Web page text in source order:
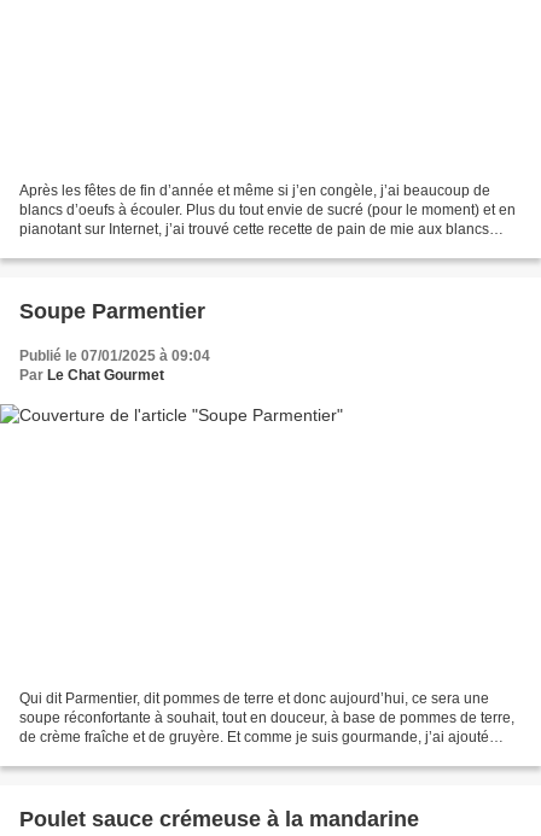
Après les fêtes de fin d’année et même si j’en congèle, j’ai beaucoup de
blancs d’oeufs à écouler. Plus du tout envie de sucré (pour le moment) et en
pianotant sur Internet, j’ai trouvé cette recette de pain de mie aux blancs
Soupe Parmentier
Publié le 07/01/2025 à 09:04
Par Le Chat Gourmet
Qui dit Parmentier, dit pommes de terre et donc aujourd’hui, ce sera une
soupe réconfortante à souhait, tout en douceur, à base de pommes de terre,
de crème fraîche et de gruyère. Et comme je suis gourmande, j’ai ajouté
Poulet sauce crémeuse à la mandarine